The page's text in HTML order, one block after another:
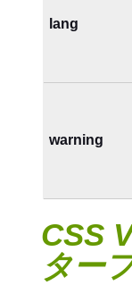
lang
warning
CSS
ター